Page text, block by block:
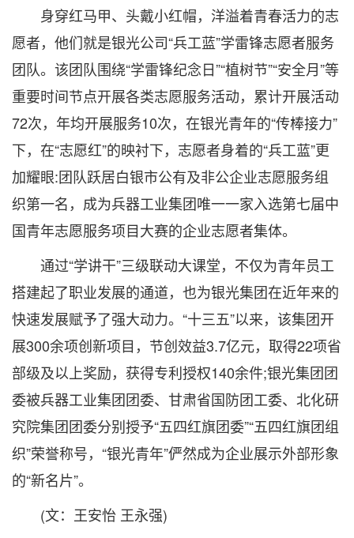
身穿红马甲、头戴小红帽，洋溢着青春活力的志
愿者，他们就是银光公司“兵工蓝”学雷锋志愿者服务
团队。该团队围绕“学雷锋纪念日”“植树节”“安全月”等
重要时间节点开展各类志愿服务活动，累计开展活动
72次，年均开展服务10次，在银光青年的“传棒接力”
下，在“志愿红”的映衬下，志愿者身着的“兵工蓝”更
加耀眼:团队跃居白银市公有及非公企业志愿服务组
织第一名，成为兵器工业集团唯一一家入选第七届中
国青年志愿服务项目大赛的企业志愿者集体。
通过“学讲干”三级联动大课堂，不仅为青年员工
搭建起了职业发展的通道，也为银光集团在近年来的
快速发展赋予了强大动力。“十三五”以来，该集团开
展300余项创新项目，节创效益3.7亿元，取得22项省
部级及以上奖励，获得专利授权140余件;银光集团团
委被兵器工业集团团委、甘肃省国防团工委、北化研
究院集团团委分别授予“五四红旗团委”“五四红旗团组
织”荣誉称号，“银光青年”俨然成为企业展示外部形象
的“新名片”。
(文：王安怡 王永强)